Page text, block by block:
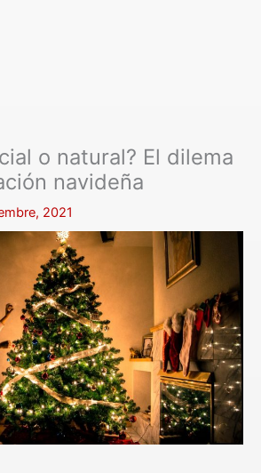
o natural? El dilema
navideña
2021